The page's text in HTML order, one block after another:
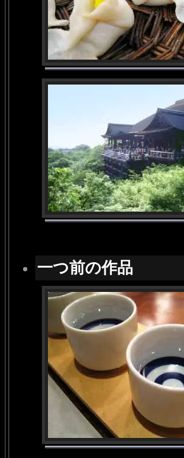
一つ前の作品